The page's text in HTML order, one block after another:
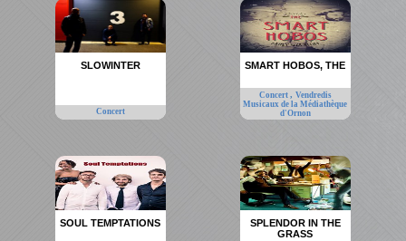
SLOWINTER
Concert
SMART HOBOS, THE
Concert , Vendredis
Musicaux de la Médiathèque
d'Ornon
SOUL TEMPTATIONS
SPLENDOR IN THE
GRASS